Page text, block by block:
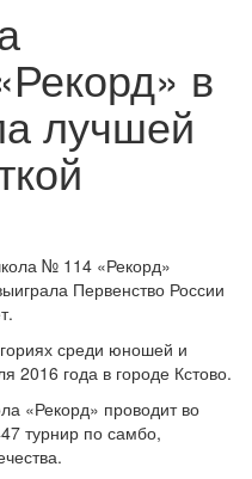
в
лучшей
№ 114 «Рекорд»
Первенство России
среди юношей и
2016 года в городе Кстово.
«Рекорд» проводит во
турнир по самбо,